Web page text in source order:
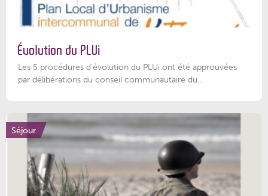
Évolution du PLUi
Les 5 procédures d’évolution du PLUi ont été approuvées
par délibérations du conseil communautaire du...
Séjour